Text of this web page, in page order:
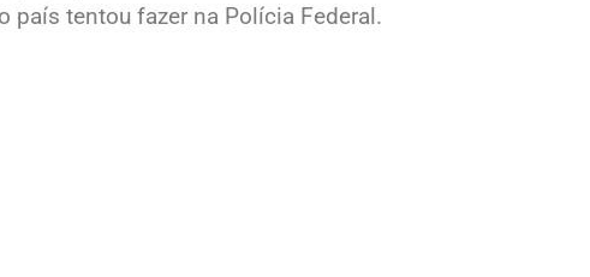
país tentou fazer na Polícia Federal.